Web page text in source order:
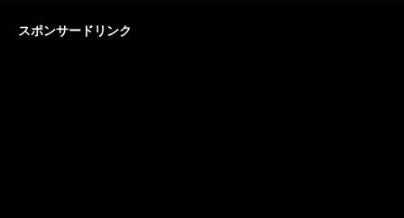
スポンサードリンク